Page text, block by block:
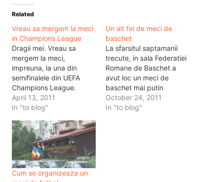
Related
Vreau sa mergem la meci
in Champions League
Dragii mei. Vreau sa
mergem la meci,
impreuna, la una din
semifinalele din UEFA
Champions League.
Pentru asta am nevoie de
ajutorul vostru, iar voi
prietenilor vostri.
Procedura e simpla. Daca
vreti sa mergem
impreuna la meci, trebuie
doar sa va inscrieti pe
siteul UniCredit. Dupa…
April 13, 2011
In "to blog"
Un alt fel de meci de
baschet
La sfarsitul saptamanii
trecute, in sala Federatiei
Romane de Baschet a
avut loc un meci de
baschet mai putin
obisnuit. Jucatorii
principali au fost oameni
October 24, 2011
In "to blog"
Cum se organizeaza un